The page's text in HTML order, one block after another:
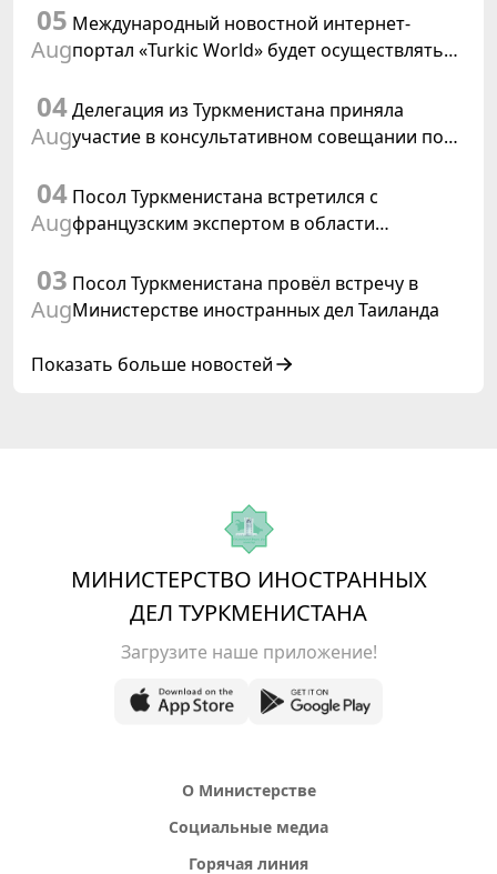
резолюции ООН «Год международного
права, 2028»
05
Aug
Международный новостной интернет-
портал «Turkic World» будет осуществлять
заседания Халк Маслахаты Туркменистана
04
Aug
Делегация из Туркменистана приняла
участие в консультативном совещании по
04
Aug
Посол Туркменистана встретился с
французским экспертом в области
03
Aug
Посол Туркменистана провёл встречу в
Министерстве иностранных дел Таиланда
Показать больше новостей
МИНИСТЕРСТВО ИНОСТРАННЫХ
ДЕЛ ТУРКМЕНИСТАНА
Загрузите наше приложение!
О Министерстве
Социальные медиа
Горячая линия